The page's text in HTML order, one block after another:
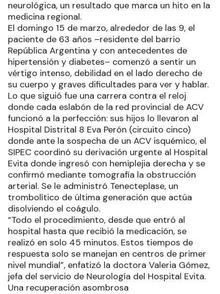
neurológica, un resultado que marca un hito en la
medicina regional.
El domingo 15 de marzo, alrededor de las 9, el
paciente de 63 años –residente del barrio
República Argentina y con antecedentes de
hipertensión y diabetes– comenzó a sentir un
vértigo intenso, debilidad en el lado derecho de
su cuerpo y graves dificultades para ver y hablar.
Lo que siguió fue una carrera contra el reloj
donde cada eslabón de la red provincial de ACV
funcionó a la perfección: sus hijos lo llevaron al
Hospital Distrital 8 Eva Perón (circuito cinco)
donde ante la sospecha de un ACV isquémico, el
SIPEC coordinó su derivación urgente al Hospital
Evita donde ingresó con hemiplejia derecha y se
confirmó mediante tomografía la obstrucción
arterial. Se le administró Tenecteplase, un
trombolítico de última generación que actúa
disolviendo el coágulo.
“Todo el procedimiento, desde que entró al
hospital hasta que recibió la medicación, se
realizó en solo 45 minutos. Estos tiempos de
respuesta solo se manejan en centros de primer
nivel mundial”, enfatizó la doctora Valeria Gómez,
jefa del servicio de Neurología del Hospital Evita.
Una recuperación asombrosa